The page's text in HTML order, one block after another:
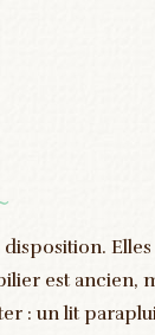
est ancien,
: un lit